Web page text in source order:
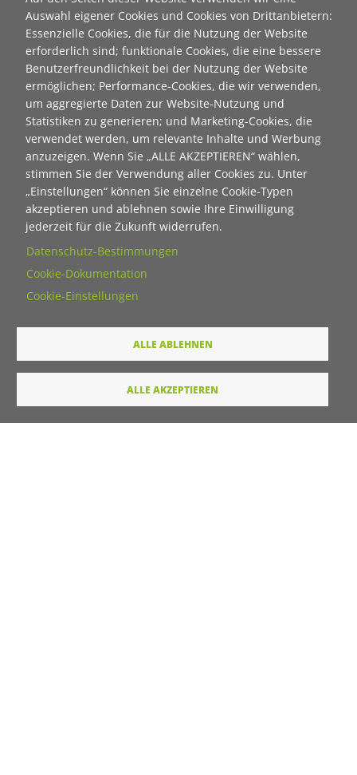
Auswahl eigener Cookies und Cookies von Drittanbietern:
Essenzielle Cookies, die für die Nutzung der Website
erforderlich sind; funktionale Cookies, die eine bessere
Benutzerfreundlichkeit bei der Nutzung der Website
ermöglichen; Performance-Cookies, die wir verwenden,
um aggregierte Daten zur Website-Nutzung und
Statistiken zu generieren; und Marketing-Cookies, die
verwendet werden, um relevante Inhalte und Werbung
anzuzeigen. Wenn Sie „ALLE AKZEPTIEREN“ wählen,
stimmen Sie der Verwendung aller Cookies zu. Unter
„Einstellungen“ können Sie einzelne Cookie-Typen
akzeptieren und ablehnen sowie Ihre Einwilligung
jederzeit für die Zukunft widerrufen.
Datenschutz-Bestimmungen
Cookie-Dokumentation
Cookie-Einstellungen
ALLE ABLEHNEN
ALLE AKZEPTIEREN
Hier geht's zum aktuellen Newsletter der Stiftung
"Ecken wecken":
als html
als pdf
Neuanmeldung zum Newsletter der Stiftung "Ecken
wecken":
Contact 1
Anrede
Titel
Vorname